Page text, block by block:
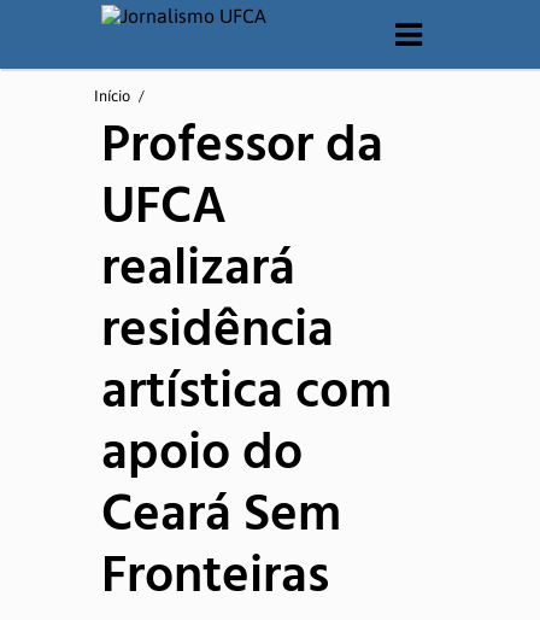
Apresentação
QUEM SOMOS
Corpo Docente
Corpo Técnico
ATUALIZAÇÕES
Início /
Professor da
UFCA
realizará
residência
artística com
apoio do
Ceará Sem
Fronteiras